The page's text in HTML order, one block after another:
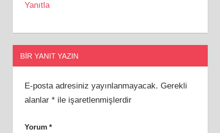
Yanıtla
BIR YANIT YAZIN
E-posta adresiniz yayınlanmayacak. Gerekli
alanlar *ile işaretlenmişlerdir
Yorum *